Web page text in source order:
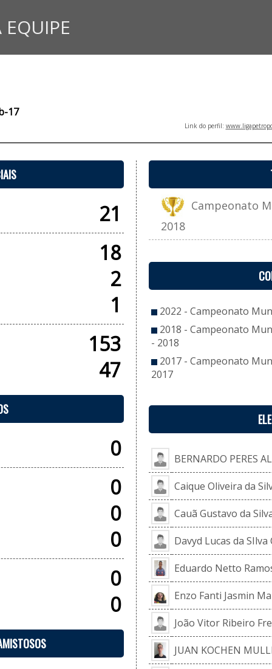
17
Link do perfil:
21
18
2
1
153
47
0
0
0
0
0
0
Campeonato
2018
2022 - Campeonato
2018 - Campeonato
- 2018
2017 - Campeonato
2017
BERNARDO PERES
Caique Oliveira da
Cauã Gustavo da
Davyd Lucas da SIlva
Eduardo Netto
Enzo Fanti Jasmin
João Vitor Ribeiro
JUAN KOCHEN